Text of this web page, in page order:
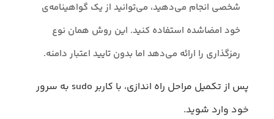
شخصی انجام می‌دهید، می‌توانید از یک گواهینامه‌ی
خود امضاشده استفاده کنید. این روش همان نوع
رمزگذاری را ارائه می‌‌دهد اما بدون تایید اعتبار دامنه.
پس از تکمیل مراحل راه اندازی، با کاربر sudo به سرور
خود وارد شوید.